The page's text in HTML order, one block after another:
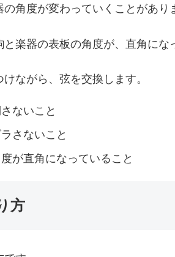
角度が変わっていくことがあり
楽器の表板の角度が、直角にな
ながら、弦を交換します。
ないこと
さないこと
が直角になっていること
方